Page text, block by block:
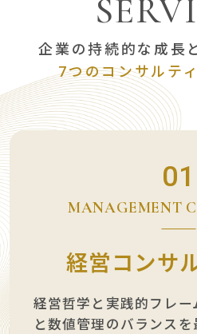
SERVI
企業の持続的な成長
7つのコンサルテ
01
MANAGEMENT
経営コンサ
経営哲学と実践的フレー
と数値管理のバランス